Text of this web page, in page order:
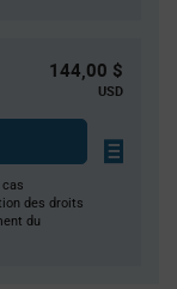
144,00 $
USD
cas
des droits
du